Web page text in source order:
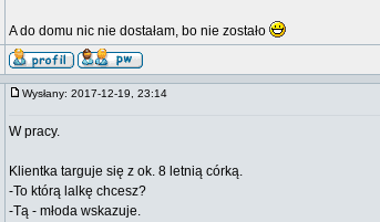
A do domu nic nie dostałam, bo nie zostało
Wysłany: 2017-12-19, 23:14
W pracy.
Klientka targuje się z ok. 8 letnią córką.
-To którą lalkę chcesz?
-Tą - młoda wskazuje.